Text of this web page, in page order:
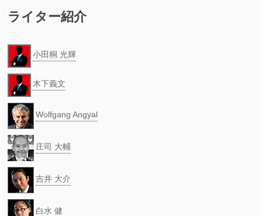
ライター紹介
小田桐 光輝
木下義文
Wolfgang Angyal
庄司 大輔
吉井 大介
白水 健